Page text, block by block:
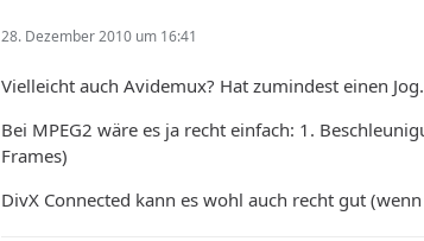
28. Dezember 2010 um 16:41
Vielleicht auch Avidemux? Hat zumindest einen Jog.
Bei MPEG2 wäre es ja recht einfach: 1.
Frames)
DivX Connected kann es wohl auch recht gut